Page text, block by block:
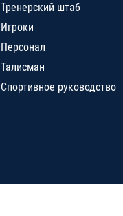
Тренерский штаб
Игроки
Персонал
Талисман
Спортивное руководство